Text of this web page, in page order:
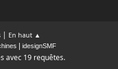
| En haut ▲
idesignSMF
avec 19 requêtes.